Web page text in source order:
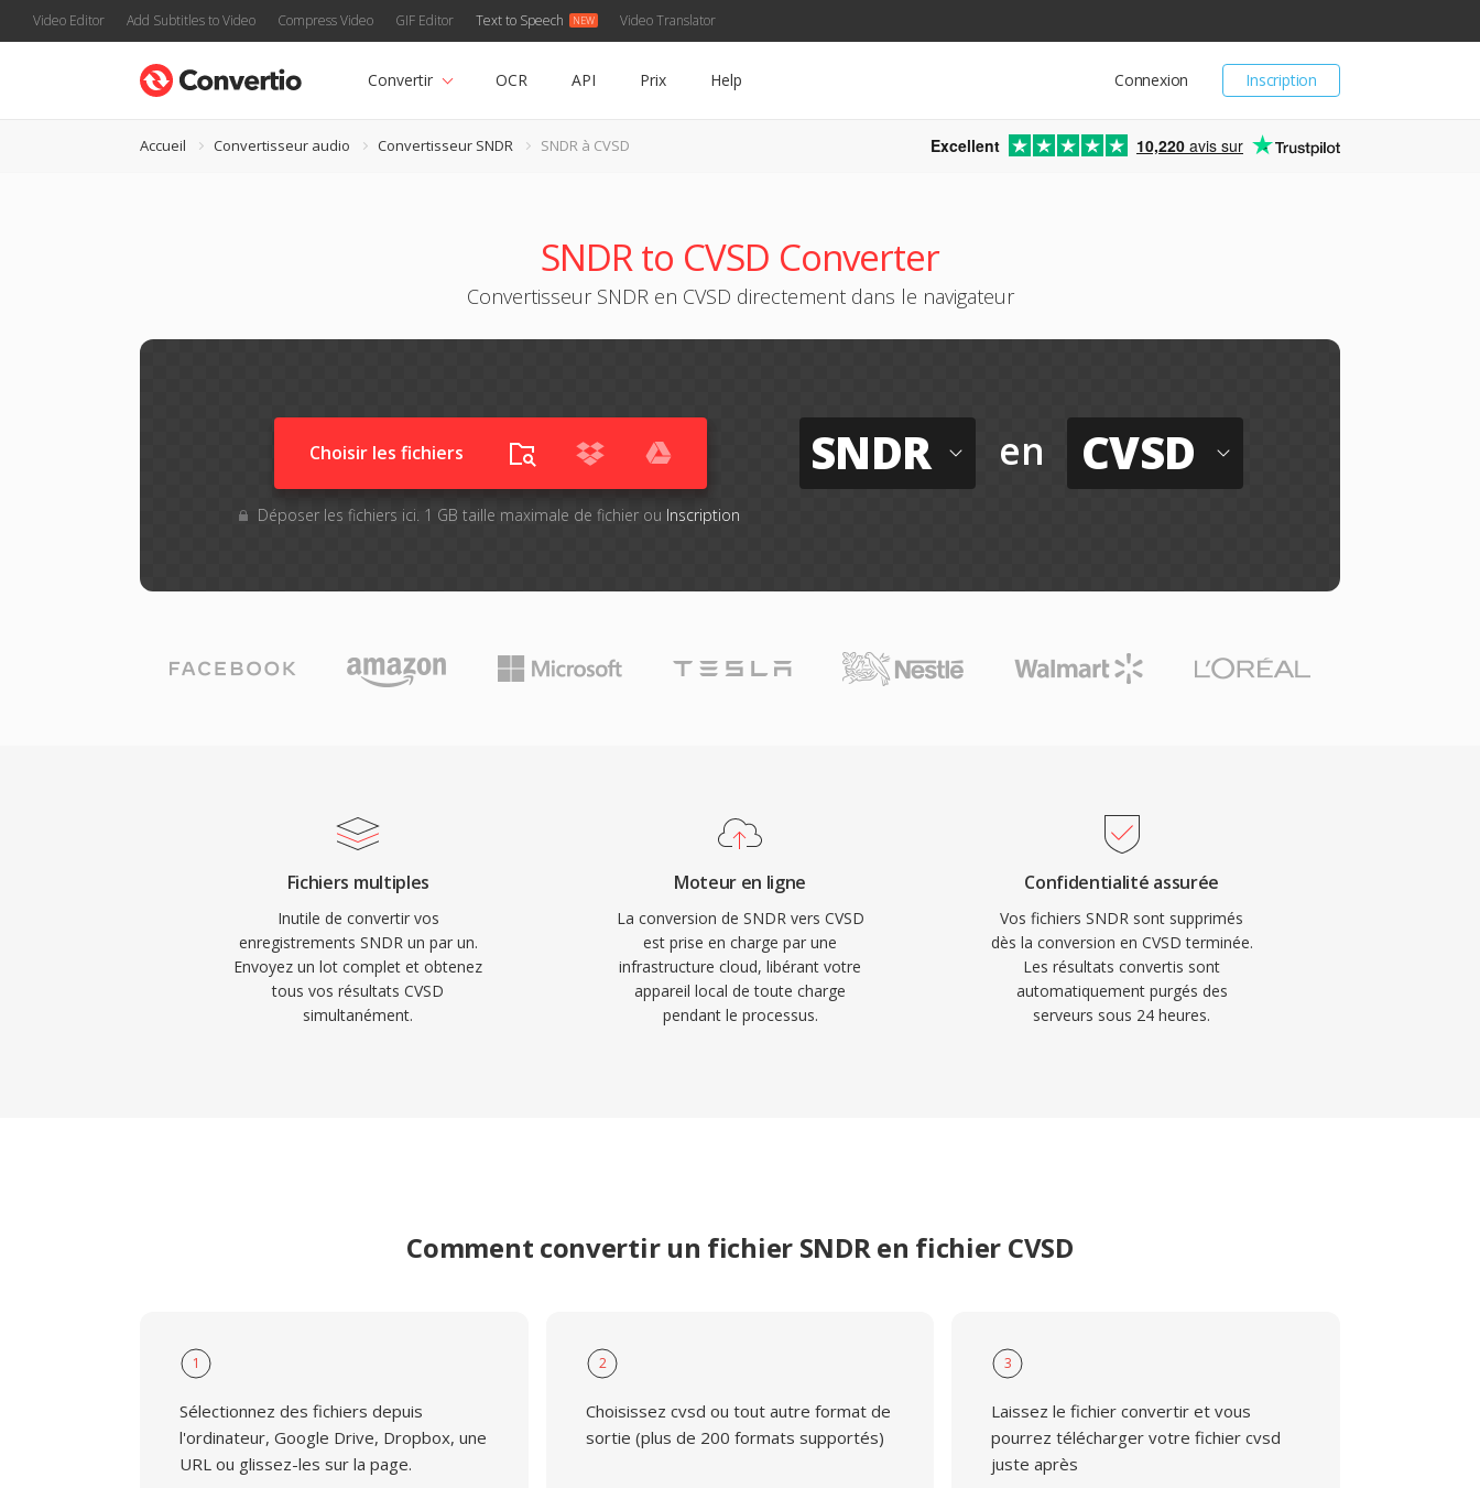
Video Editor Add Subtitles to Video Compress Video GIF Editor Text to Speech Video Translator
Inscription
Connexion
Convertir OCR API Prix Help
Accueil Convertisseur audio Convertisseur SNDR SNDR à CVSD Excellent 10,220 avis sur
SNDR to CVSD Converter
Convertisseur SNDR en CVSD directement dans le navigateur
Choisir les fichiers
Déposer les fichiers ici. 1 GB taille maximale de fichier ou Inscription
SNDR en CVSD
Fichiers multiples
Inutile de convertir vos
enregistrements SNDR un par un.
Envoyez un lot complet et obtenez
tous vos résultats CVSD
simultanément.
Moteur en ligne
La conversion de SNDR vers CVSD
est prise en charge par une
infrastructure cloud, libérant votre
appareil local de toute charge
pendant le processus.
Confidentialité assurée
Vos fichiers SNDR sont supprimés
dès la conversion en CVSD terminée.
Les résultats convertis sont
automatiquement purgés des
serveurs sous 24 heures.
Comment convertir un fichier SNDR en fichier CVSD
1
Sélectionnez des fichiers depuis
l'ordinateur, Google Drive, Dropbox, une
URL ou glissez-les sur la page.
2
Choisissez cvsd ou tout autre format de
sortie (plus de 200 formats supportés)
3
Laissez le fichier convertir et vous
pourrez télécharger votre fichier cvsd
juste après